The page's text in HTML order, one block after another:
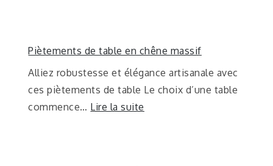
Piètements de table en chêne massif
Alliez robustesse et élégance artisanale avec
ces piètements de table Le choix d’une table
commence… Lire la suite